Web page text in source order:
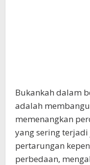
Bukankah dalam
adalah
memenangkan
yang sering
pertarungan
perbedaan,